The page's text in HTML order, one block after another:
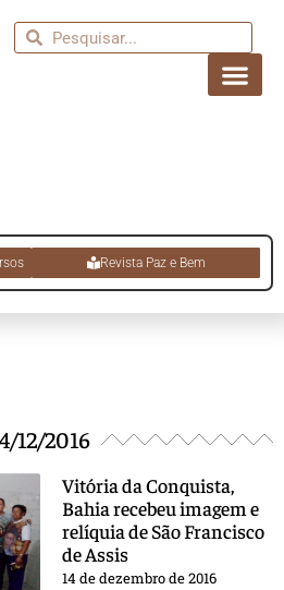
Revista Paz e Bem
12/2016
Vitória da Conquista,
Bahia recebeu imagem e
relíquia de São Francisco
de Assis
14 de dezembro de 2016